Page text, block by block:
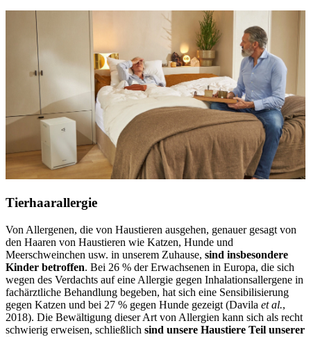
Tierhaarallergie
Von Allergenen, die von Haustieren ausgehen, genauer gesagt von
den Haaren von Haustieren wie Katzen, Hunde und
Meerschweinchen usw. in unserem Zuhause, sind insbesondere
Kinder betroffen. Bei 26 % der Erwachsenen in Europa, die sich
wegen des Verdachts auf eine Allergie gegen Inhalationsallergene in
fachärztliche Behandlung begeben, hat sich eine Sensibilisierung
gegen Katzen und bei 27 % gegen Hunde gezeigt (Davila et al.,
2018). Die Bewältigung dieser Art von Allergien kann sich als recht
schwierig erweisen, schließlich sind unsere Haustiere Teil unserer